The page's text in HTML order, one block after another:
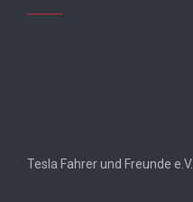
Tesla Fahrer und Freunde e.V.